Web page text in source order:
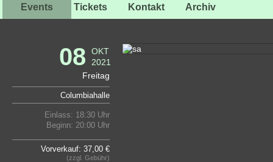
Events Tickets Kontakt Archiv
08
OKT
2021
Freitag
Columbiahalle
Einlass: 18:30 Uhr
Beginn: 20:00 Uhr
Vorverkauf: 37,00 €
(zzgl. Gebühr)